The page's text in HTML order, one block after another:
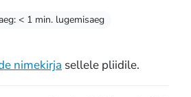
< 1 min. lugemisaeg
nimekirja sellele pliidile.